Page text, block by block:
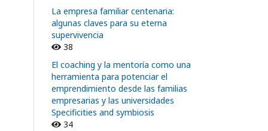
La empresa familiar centenaria:
algunas claves para su eterna
supervivencia
38
El coaching y la mentoría como una
herramienta para potenciar el
emprendimiento desde las familias
empresarias y las universidades
Specificities and symbiosis
34